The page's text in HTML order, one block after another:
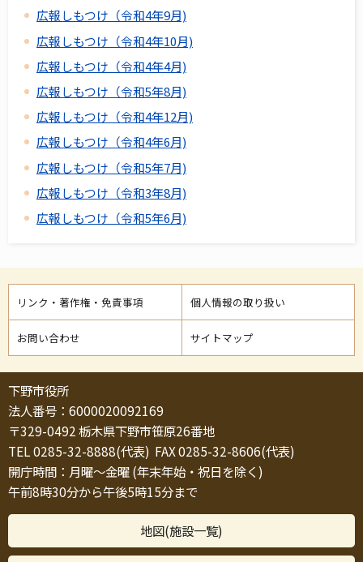
広報しもつけ（令和4年9月)
広報しもつけ（令和4年10月)
広報しもつけ（令和4年4月)
広報しもつけ（令和5年8月)
広報しもつけ（令和4年12月)
広報しもつけ（令和4年6月)
広報しもつけ（令和5年7月)
広報しもつけ（令和3年8月)
広報しもつけ（令和5年6月)
リンク・著作権・免責事項 個人情報の取り扱い
お問い合わせ サイトマップ
下野市役所
法人番号：6000020092169
〒329-0492 栃木県下野市笹原26番地
TEL 0285-32-8888(代表) FAX 0285-32-8606(代表)
開庁時間：月曜～金曜 (年末年始・祝日を除く)
午前8時30分から午後5時15分まで
地図(施設一覧)